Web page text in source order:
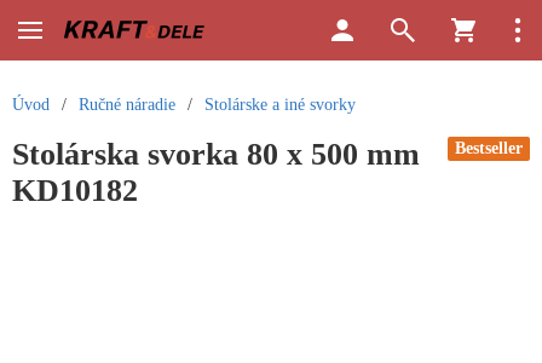
Úvod / Ručné náradie / Stolárske a iné svorky
Bestseller
Stolárska svorka 80 x 500 mm
KD10182